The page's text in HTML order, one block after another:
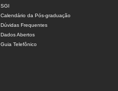
SGI
Calendário da Pós-graduação
Dúvidas Frequentes
Dados Abertos
Guia Telefônico